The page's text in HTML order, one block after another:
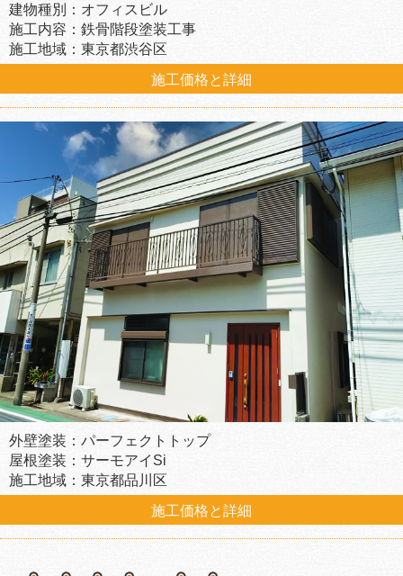
建物種別：オフィスビル
施工内容：鉄骨階段塗装工事
施工地域：東京都渋谷区
施工価格と詳細
外壁塗装：パーフェクトトップ
屋根塗装：サーモアイSi
施工地域：東京都品川区
施工価格と詳細